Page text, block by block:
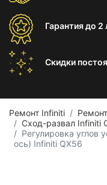
Гарантиядо 2
Скидки
Ремонт Infiniti
Сход-развал Infiniti
Регулировка углов
ось) Infiniti QX56